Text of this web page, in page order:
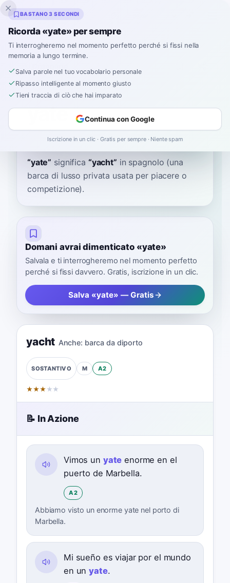
Inklingo
Home›Spagnolo›Dizionario›yate
yate
yah-teh ˈɟate
“yate” significa “yacht” in spagnolo (una
barca di lusso privata usata per piacere o
competizione).
Domani avrai dimenticato «yate»
Salvala e ti interrogheremo nel momento perfetto
perché si fissi davvero. Gratis, iscrizione in un clic.
Salva «yate» — Gratis
yacht Anche: barca da diporto
SOSTANTIVO M A2
★★★ ★ ★
📝 In Azione
Vimos un yate enorme en el
puerto de Marbella.
A2
Abbiamo visto un enorme yate nel porto di
Marbella.
Mi sueño es viajar por el mundo
en unyate.
BASTANO 3 SECONDI
Ricorda «yate» per sempre
Ti interrogheremo nel momento perfetto perché si fissi nella
memoria a lungo termine.
Salva parole nel tuo vocabolario personale
Ripasso intelligente al momento giusto
Tieni traccia di ciò che hai imparato
Continua con Google
Iscrizione in un clic · Gratis per sempre · Niente spam